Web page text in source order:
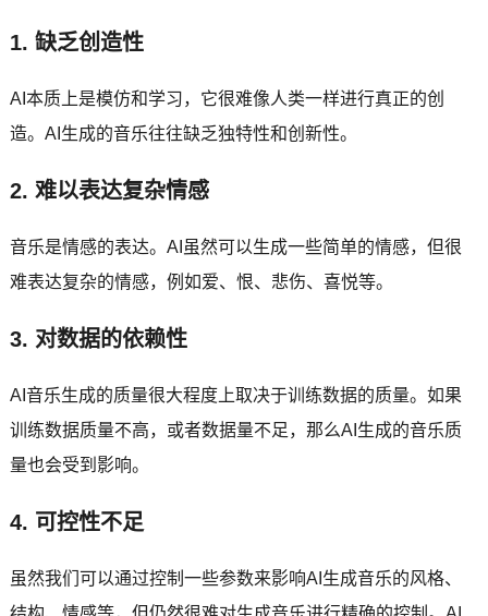
1. 缺乏创造性
AI本质上是模仿和学习，它很难像人类一样进行真正的创
造。AI生成的音乐往往缺乏独特性和创新性。
2. 难以表达复杂情感
音乐是情感的表达。AI虽然可以生成一些简单的情感，但很
难表达复杂的情感，例如爱、恨、悲伤、喜悦等。
3. 对数据的依赖性
AI音乐生成的质量很大程度上取决于训练数据的质量。如果
训练数据质量不高，或者数据量不足，那么AI生成的音乐质
量也会受到影响。
4. 可控性不足
虽然我们可以通过控制一些参数来影响AI生成音乐的风格、